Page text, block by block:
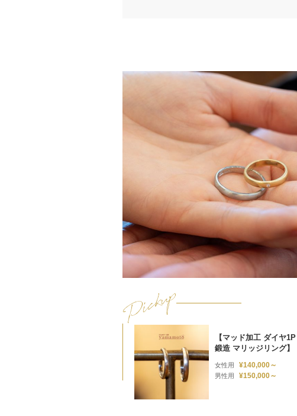
【マッド加工 ダイヤ1P
鍛造 マリッジリング】
女性用 ¥140,000～
男性用 ¥150,000～